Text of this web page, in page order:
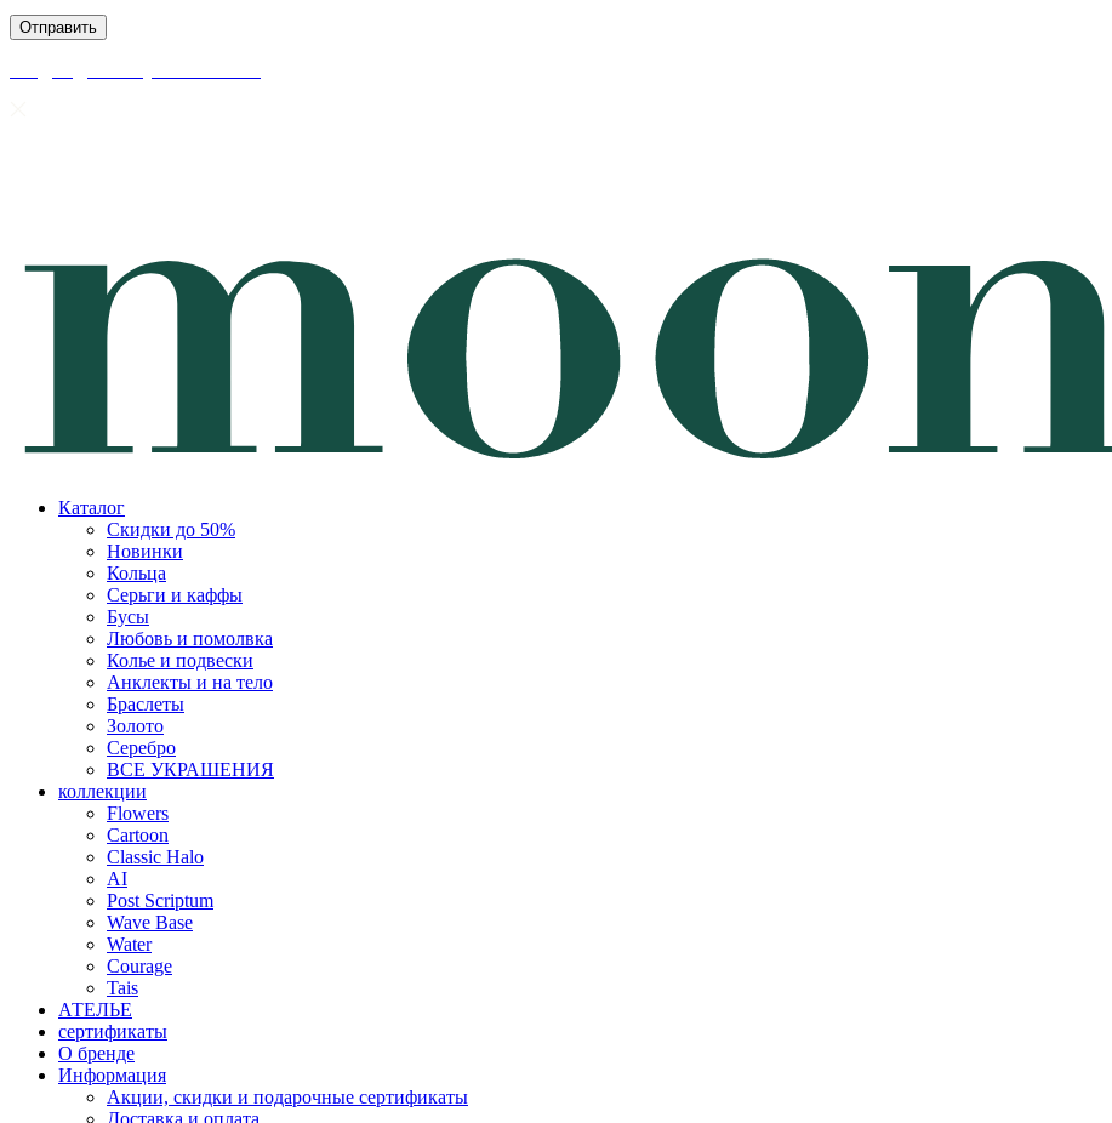
Каталог
Скидки до 50%
Новинки
Кольца
Серьги и каффы
Бусы
Любовь и помолвка
Колье и подвески
Анклекты и на тело
Браслеты
Золото
Серебро
ВСЕ УКРАШЕНИЯ
коллекции
Flowers
Cartoon
Classic Halo
AI
Post Scriptum
Wave Base
Water
Courage
Tais
АТЕЛЬЕ
сертификаты
О бренде
Информация
Акции, скидки и подарочные сертификаты
Доставка и оплата